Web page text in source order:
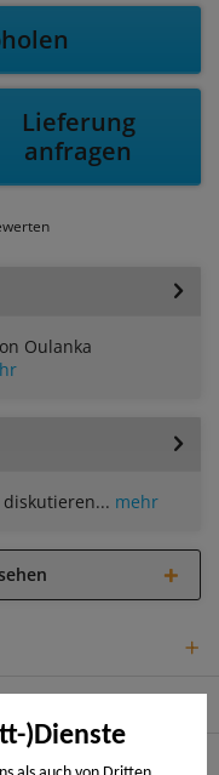
)Dienste
Lieferung
anfragen
Oulanka
mehr